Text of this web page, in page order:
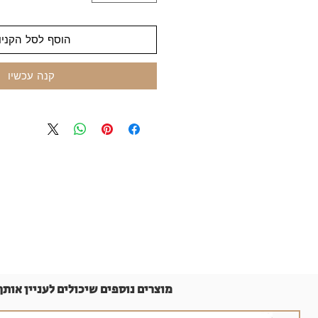
הוסף לסל
קנה עכשיו
מוצרים נוספים שיכולים לעניין